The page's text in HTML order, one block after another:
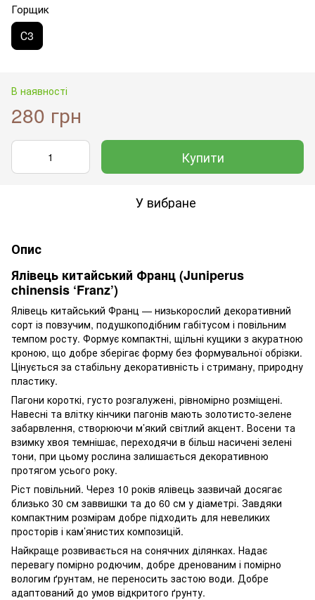
Горщик
С3
В наявності
280 грн
Купити
У вибране
Опис
Ялівець китайський Франц (Juniperus
chinensis ‘Franz’)
Ялівець китайський Франц — низькорослий декоративний
сорт із повзучим, подушкоподібним габітусом і повільним
темпом росту. Формує компактні, щільні кущики з акуратною
кроною, що добре зберігає форму без формувальної обрізки.
Цінується за стабільну декоративність і стриману, природну
пластику.
Пагони короткі, густо розгалужені, рівномірно розміщені.
Навесні та влітку кінчики пагонів мають золотисто-зелене
забарвлення, створюючи м’який світлий акцент. Восени та
взимку хвоя темнішає, переходячи в більш насичені зелені
тони, при цьому рослина залишається декоративною
протягом усього року.
Ріст повільний. Через 10 років ялівець зазвичай досягає
близько 30 см заввишки та до 60 см у діаметрі. Завдяки
компактним розмірам добре підходить для невеликих
просторів і кам’янистих композицій.
Найкраще розвивається на сонячних ділянках. Надає
перевагу помірно родючим, добре дренованим і помірно
вологим ґрунтам, не переносить застою води. Добре
адаптований до умов відкритого ґрунту.